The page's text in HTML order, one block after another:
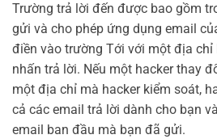
Trường trả lời đến được bao gồm
gửi và cho phép ứng dụng email
điền vào trường Tới với một địa chỉ
nhấn trả lời. Nếu một hacker thay
một địa chỉ mà hacker kiểm soát,
cả các email trả lời dành cho bạn
email ban đầu mà bạn đã gửi.